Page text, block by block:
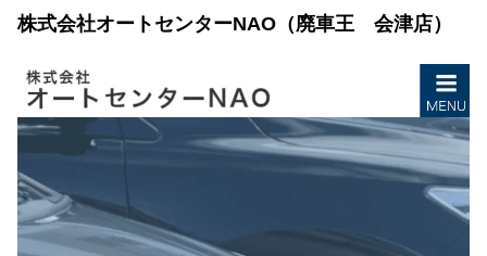
株式会社オートセンターNAO（廃車王 会津店）